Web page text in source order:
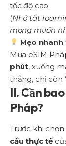
tốc độ cao.
(Nhớ tắt
mong muốn
Mẹo nhanh
Mua eSIM
phút, xuống
thẳng, chỉ còn
II. Cần
Pháp?
Trước khi
cầu thực tế